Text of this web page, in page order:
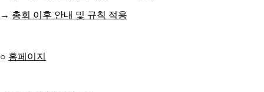
→ 총회 이후 안내 및 규칙 적용
○ 홈페이지